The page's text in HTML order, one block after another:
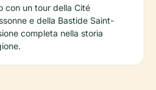
con un tour della Cité
e della Bastide Saint-
completa nella storia